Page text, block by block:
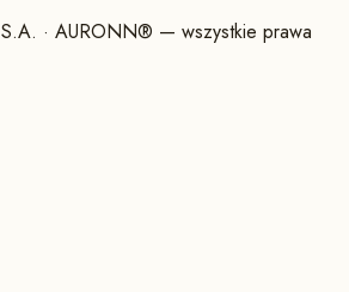
· AURONN® — wszystkie prawa